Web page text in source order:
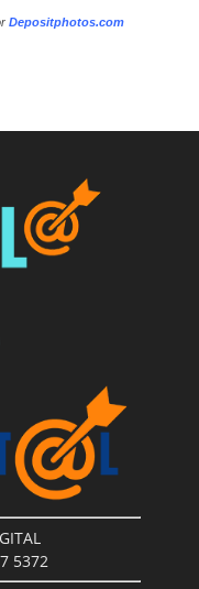
Depositphotos.com
5372